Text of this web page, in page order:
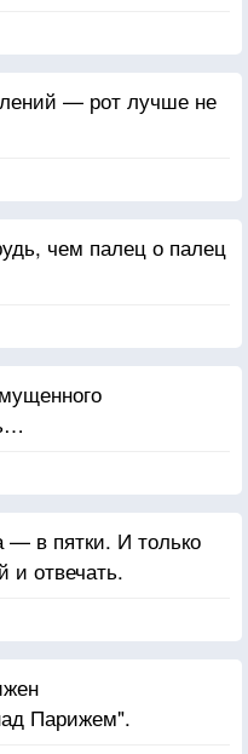
— рот лучше не
чем палец о палец
— в пятки. И только
и отвечать.
Парижем".